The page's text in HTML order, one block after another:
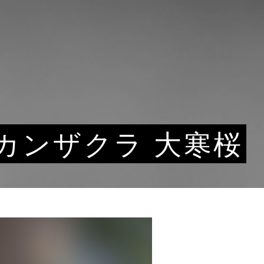
ンザクラ 大寒桜